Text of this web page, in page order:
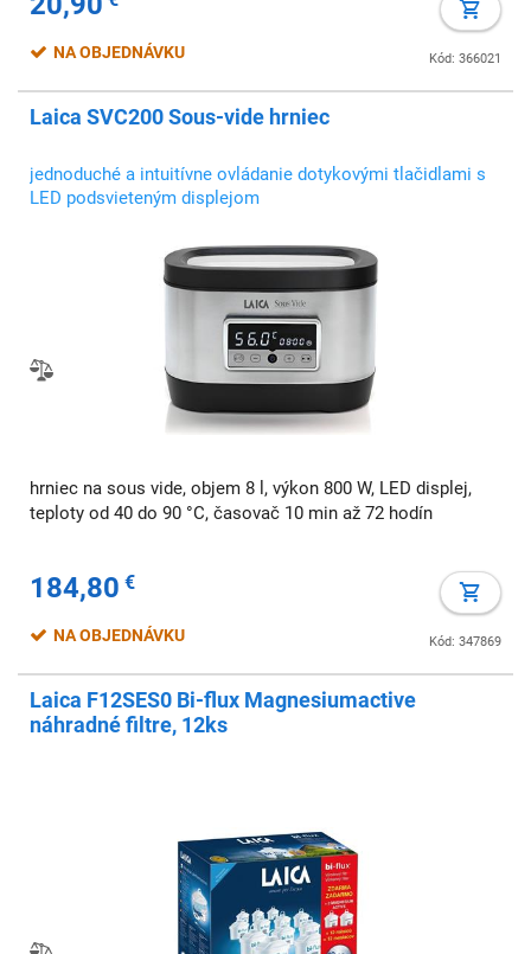
Kód: 366021
NA OBJEDNÁVKU
Laica SVC200 Sous-vide hrniec
jednoduché a intuitívne ovládanie dotykovými tlačidlami s
LED podsvieteným displejom
hrniec na sous vide, objem 8 l, výkon 800 W, LED displej,
teploty od 40 do 90 °C, časovač 10 min až 72 hodín
184,80 €
Kód: 347869
NA OBJEDNÁVKU
Laica F12SES0 Bi-flux Magnesiumactive
náhradné filtre, 12ks